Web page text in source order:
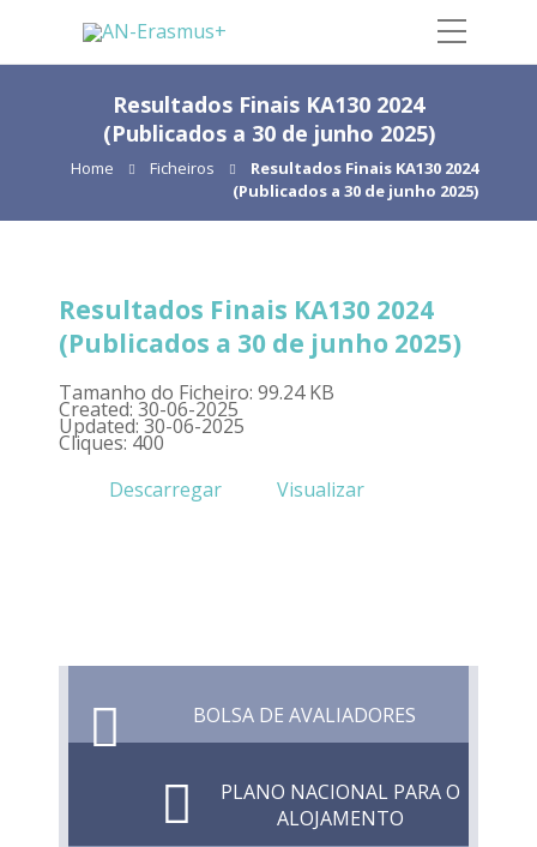
Resultados Finais KA130 2024
(Publicados a 30 de junho 2025)
Home Ficheiros
Resultados Finais KA130 2024
(Publicados a 30 de junho 2025)
Resultados Finais KA130 2024
(Publicados a 30 de junho 2025)
Tamanho do Ficheiro: 99.24 KB
Created: 30-06-2025
Updated: 30-06-2025
Cliques: 400
Descarregar
Visualizar
BOLSA DE AVALIADORES
PLANO NACIONAL PARA O
ALOJAMENTO